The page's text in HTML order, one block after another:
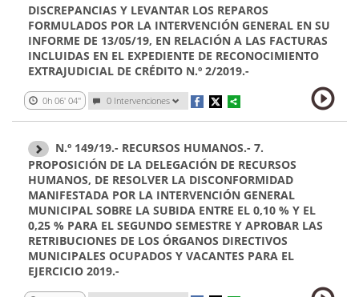
DISCREPANCIAS Y LEVANTAR LOS REPAROS
FORMULADOS POR LA INTERVENCIÓN GENERAL EN SU
INFORME DE 13/05/19, EN RELACIÓN A LAS FACTURAS
INCLUIDAS EN EL EXPEDIENTE DE RECONOCIMIENTO
EXTRAJUDICIAL DE CRÉDITO N.º 2/2019.-
0h 06' 04'' 0 Intervenciones
N.º 149/19.- RECURSOS HUMANOS.- 7.
PROPOSICIÓN DE LA DELEGACIÓN DE RECURSOS
HUMANOS, DE RESOLVER LA DISCONFORMIDAD
MANIFESTADA POR LA INTERVENCIÓN GENERAL
MUNICIPAL SOBRE LA SUBIDA ENTRE EL 0,10 % Y EL
0,25 % PARA EL SEGUNDO SEMESTRE Y APROBAR LAS
RETRIBUCIONES DE LOS ÓRGANOS DIRECTIVOS
MUNICIPALES OCUPADOS Y VACANTES PARA EL
EJERCICIO 2019.-